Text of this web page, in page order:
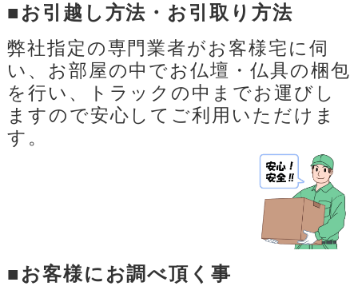
■お引越し方法・お引取り方法
弊社指定の専門業者がお客様宅に伺
い、お部屋の中でお仏壇・仏具の梱包
を行い、
トラックの中までお運びし
ますので安心してご利用いただけま
す。
■お客様にお調べ頂く事